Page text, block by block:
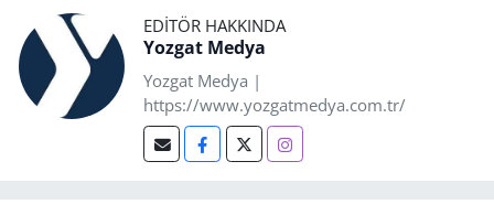
EDITÖR HAKKINDA
Yozgat Medya
Yozgat Medya |
https://www.yozgatmedya.com.tr/